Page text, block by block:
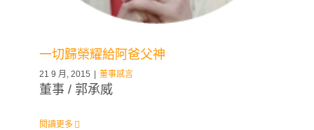
一切歸榮耀給阿爸父神
21 9 月, 2015 | 董事感言
董事 / 郭承威
閱讀更多